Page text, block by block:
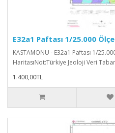
E32a1 Paftası 1/25.000
KASTAMONU - E32a1 Paftası 1/
HaritasıNot:Türkiye Jeoloji Veri
1.400,00TL